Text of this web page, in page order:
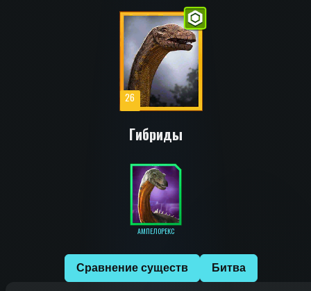
26
Гибриды
АМПЕЛОРЕКС
Сравнение существ Битва